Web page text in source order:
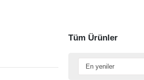
Tüm Ürünler